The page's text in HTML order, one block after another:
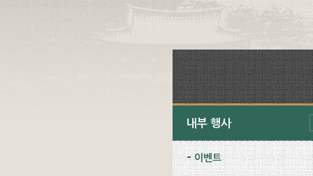
내부 행사
이벤트